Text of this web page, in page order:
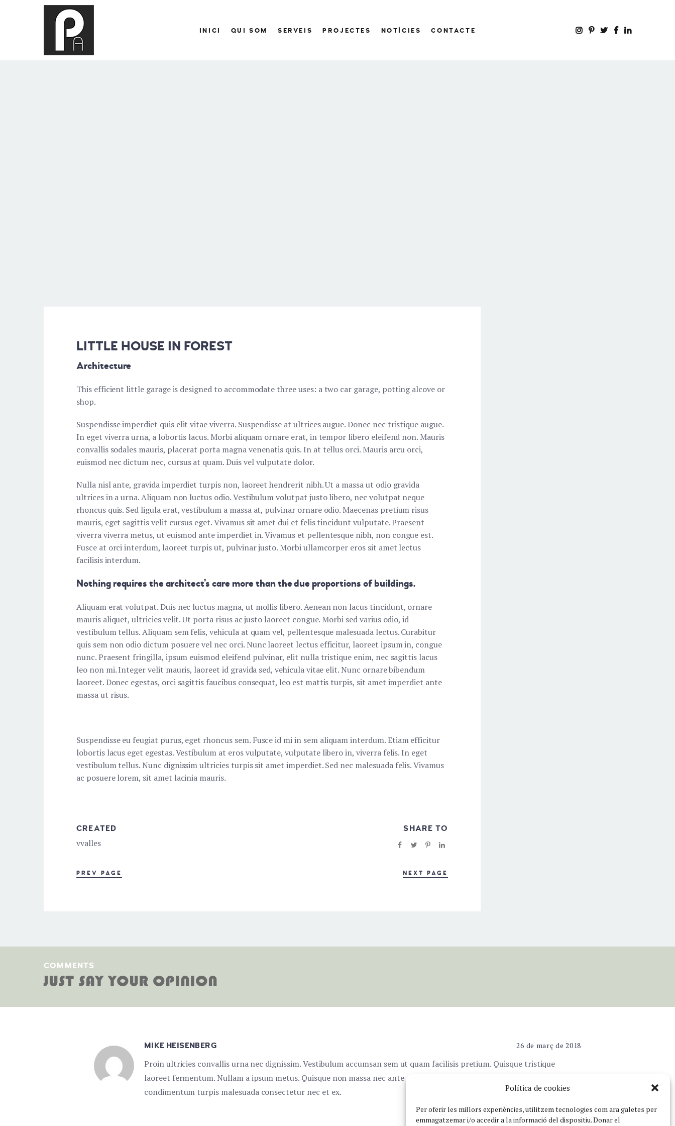
Política de cookies
Per oferir les millors experiències, utilitzem tecnologies com ara galetes per
emmagatzemar i/o accedir a la informació del dispositiu.Donar el
INICI QUI SOM SERVEIS PROJECTES NOTÍCIES CONTACTE
LITTLE HOUSE IN FOREST
Architecture
This efficient little garage is designed to accommodate three uses: a two car garage, potting alcove or
shop.
Suspendisse imperdiet quis elit vitae viverra. Suspendisse at ultrices augue. Donec nec tristique augue.
In eget viverra urna, a lobortis lacus. Morbi aliquam ornare erat, in tempor libero eleifend non. Mauris
convallis sodales mauris, placerat porta magna venenatis quis. In at tellus orci. Mauris arcu orci,
euismod nec dictum nec, cursus at quam. Duis vel vulputate dolor.
Nulla nisl ante, gravida imperdiet turpis non, laoreet hendrerit nibh. Ut a massa ut odio gravida
ultrices in a urna. Aliquam non luctus odio. Vestibulum volutpat justo libero, nec volutpat neque
rhoncus quis. Sed ligula erat, vestibulum a massa at, pulvinar ornare odio. Maecenas pretium risus
mauris, eget sagittis velit cursus eget. Vivamus sit amet dui et felis tincidunt vulputate. Praesent
viverra viverra metus, ut euismod ante imperdiet in. Vivamus et pellentesque nibh, non congue est.
Fusce at orci interdum, laoreet turpis ut, pulvinar justo. Morbi ullamcorper eros sit amet lectus
facilisis interdum.
Nothing requires the architect’s care more than the due proportions of buildings.
Aliquam erat volutpat. Duis nec luctus magna, ut mollis libero. Aenean non lacus tincidunt, ornare
mauris aliquet, ultricies velit. Ut porta risus ac justo laoreet congue. Morbi sed varius odio, id
vestibulum tellus. Aliquam sem felis, vehicula at quam vel, pellentesque malesuada lectus. Curabitur
quis sem non odio dictum posuere vel nec orci. Nunc laoreet lectus efficitur, laoreet ipsum in, congue
nunc. Praesent fringilla, ipsum euismod eleifend pulvinar, elit nulla tristique enim, nec sagittis lacus
leo non mi. Integer velit mauris, laoreet id gravida sed, vehicula vitae elit. Nunc ornare bibendum
laoreet. Donec egestas, orci sagittis faucibus consequat, leo est mattis turpis, sit amet imperdiet ante
massa ut risus.
Suspendisse eu feugiat purus, eget rhoncus sem. Fusce id mi in sem aliquam interdum. Etiam efficitur
lobortis lacus eget egestas. Vestibulum at eros vulputate, vulputate libero in, viverra felis. In eget
vestibulum tellus. Nunc dignissim ultricies turpis sit amet imperdiet. Sed nec malesuada felis. Vivamus
ac posuere lorem, sit amet lacinia mauris.
CREATED
vvalles
SHARE TO
PREV PAGE NEXT PAGE
COMMENTS
JUST SAY YOUR OPINION
MIKE HEISENBERG 26 de març de 2018
Proin ultricies convallis urna nec dignissim. Vestibulum accumsan sem ut quam facilisis pretium. Quisque tristique
laoreet fermentum. Nullam a ipsum metus. Quisque non massa nec ante tristique viverra at eget mauris. Etiam quis orci
condimentum turpis malesuada consectetur nec et ex.